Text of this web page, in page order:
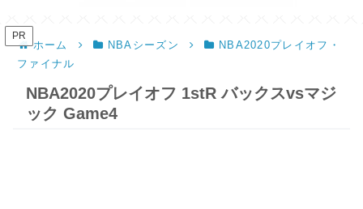
PR
ホーム NBAシーズン
NBA2020プレイオフ・
ファイナル
NBA2020プレイオフ 1stR バックスvsマジ
ック Game4